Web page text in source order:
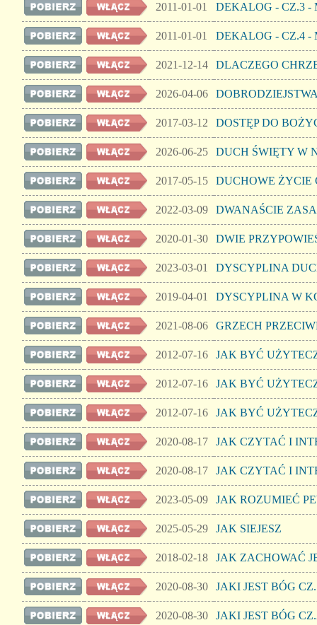
2011-01-01 DEKALOG - CZ.3 -
2011-01-01 DEKALOG - CZ.4 -
2021-12-14 DLACZEGO
2026-04-06
2017-03-12 DOSTĘP DO
2026-06-25 DUCH ŚWIĘTY W
2017-05-15 DUCHOWE ŻYCIE
2022-03-09 DWANAŚCIE
2020-01-30 DWIE
2023-03-01 DYSCYPLINA
2019-04-01 DYSCYPLINA W
2021-08-06 GRZECH
2012-07-16 JAK BYĆ
2012-07-16 JAK BYĆ
2012-07-16 JAK BYĆ
2020-08-17 JAK CZYTAĆ I
2020-08-17 JAK CZYTAĆ I
2023-05-09 JAK ROZUMIEĆ
2025-05-29 JAK SIEJESZ
2018-02-18 JAK ZACHOWAĆ
2020-08-30 JAKI JEST BÓG
2020-08-30 JAKI JEST BÓG